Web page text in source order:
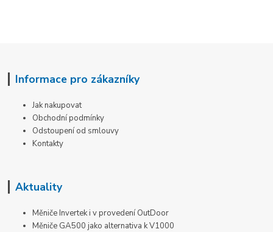
Informace pro zákazníky
Jak nakupovat
Obchodní podmínky
Odstoupení od smlouvy
Kontakty
Aktuality
Měniče Invertek i v provedení OutDoor
Měniče GA500 jako alternativa k V1000